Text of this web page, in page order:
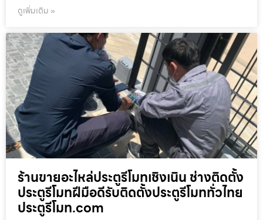
ดูเพิ่มเติม »
ร้านขายอะไหล่ประตูรีโมทเชิงเนิน ช่างติดตั้ง
ประตูรีโมทฝีมือดีรับติดตั้งประตูรีโมททั่วไทย
ประตูรีโมท.com